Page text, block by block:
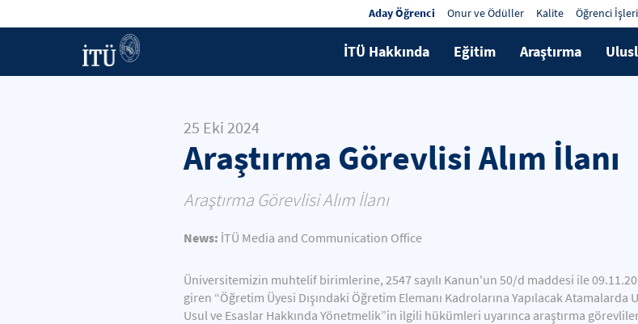
Aday Öğrenci Onur ve Ödüller Kalite Öğrenci İşleri
İTÜ Hakkında Eğitim Araştırma
25 Eki 2024
Araştırma Görevlisi Alım İlanı
Araştırma Görevlisi Alım İlanı
News: İTÜ Media and Communication Office
Üniversitemizin muhtelif birimlerine, 2547 sayılı Kanun'un 50/d maddesi ile
giren “Öğretim Üyesi Dışındaki Öğretim Elemanı Kadrolarına Yapılacak Atamalarda
Usul ve Esaslar Hakkında Yönetmelik”in ilgili hükümleri uyarınca araştırma